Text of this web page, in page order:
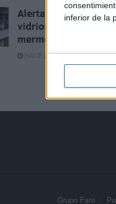
inferior de la
Alerta alimentaria por
vidrios en tarros de
mermelada y miel
HACE 2 HORAS
Grupo Faro